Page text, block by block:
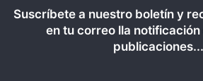
Suscríbete a nuestro boletín y
en tu correo lla
publicaciones...